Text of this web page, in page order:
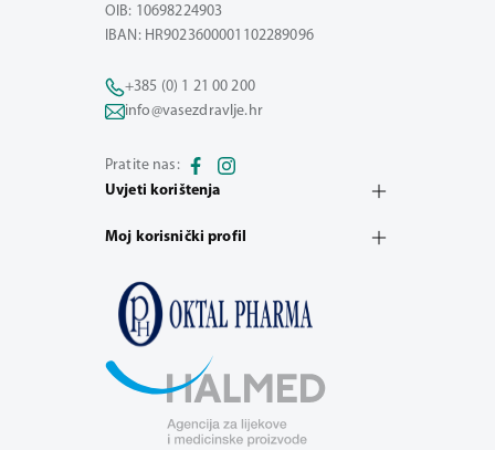
OIB: 10698224903
IBAN: HR9023600001102289096
+385 (0) 1 21 00 200
info@vasezdravlje.hr
Pratite nas:
Uvjeti korištenja
Moj korisnički profil